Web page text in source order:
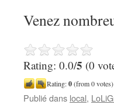
Venez
Rating: 0.0/5 (0
Rating:0(from 0 votes)
Publié dans local,